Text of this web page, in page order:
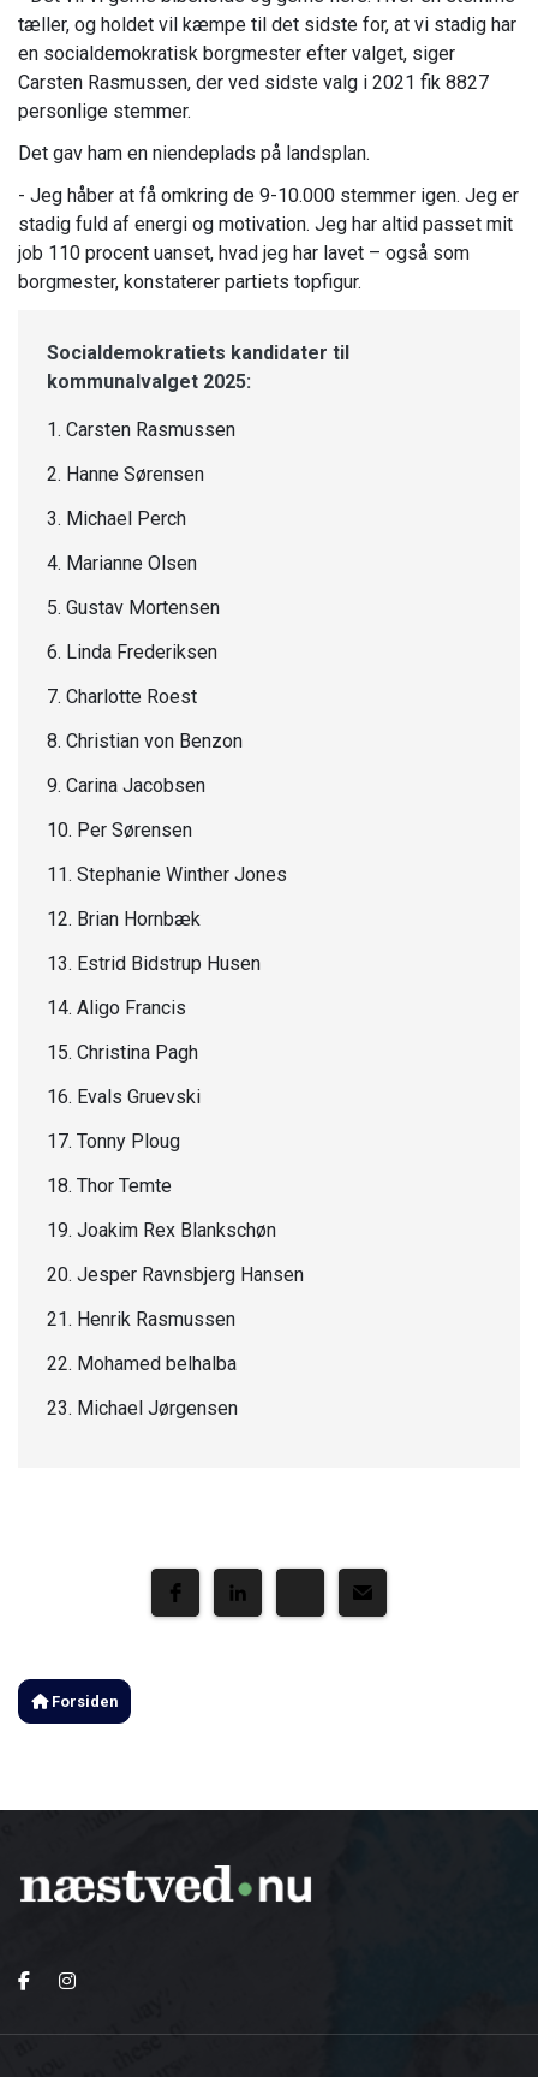
tæller, og holdet vil kæmpe til det sidste for, at vi stadig har
en socialdemokratisk borgmester efter valget, siger
Carsten Rasmussen, der ved sidste valg i 2021 fik 8827
personlige stemmer.
Det gav ham en niendeplads på landsplan.
- Jeg håber at få omkring de 9-10.000 stemmer igen. Jeg er
stadig fuld af energi og motivation. Jeg har altid passet mit
job 110 procent uanset, hvad jeg har lavet – også som
borgmester, konstaterer partiets topfigur.
Socialdemokratiets kandidater til
kommunalvalget 2025:
1. Carsten Rasmussen
2. Hanne Sørensen
3. Michael Perch
4. Marianne Olsen
5. Gustav Mortensen
6. Linda Frederiksen
7. Charlotte Roest
8. Christian von Benzon
9. Carina Jacobsen
10. Per Sørensen
11. Stephanie Winther Jones
12. Brian Hornbæk
13. Estrid Bidstrup Husen
14. Aligo Francis
15. Christina Pagh
16. Evals Gruevski
17. Tonny Ploug
18. Thor Temte
19. Joakim Rex Blankschøn
20. Jesper Ravnsbjerg Hansen
21. Henrik Rasmussen
22. Mohamed belhalba
23. Michael Jørgensen
Forsiden